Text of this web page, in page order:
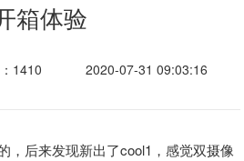
箱体验
1410 2020-07-31 09:03:16
，后来发现新出了cool1，感觉双摄像